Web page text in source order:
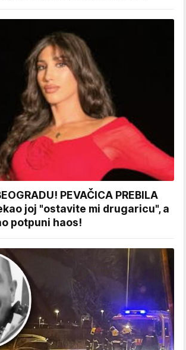
PEVAČICA PREBILA
joj "ostavite mi drugaricu", a
potpuni haos!